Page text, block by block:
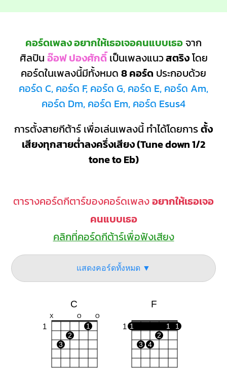
คอร์ดเพลง อยากให้เธอเจอคนแบบเธอ จาก
ศิลปิน อ๊อฟ ปองศักดิ์เป็นเพลงแนวสตริงโดย
คอร์ดในเพลงนี้มีทั้งหมด 8 คอร์ด ประกอบด้วย
คอร์ด C, คอร์ด F, คอร์ด G, คอร์ด E, คอร์ด Am,
คอร์ด Dm, คอร์ด Em, คอร์ด Esus4
การตั้งสายกีต้าร์ เพื่อเล่นเพลงนี้ ทำได้โดยการตั้ง
เสียงทุกสายต่ำลงครึ่งเสียง (Tune down 1/2
tone to Eb)
ตารางคอร์ดกีตาร์ของคอร์ดเพลงอยากให้เธอเจอ
คนแบบเธอ
คลิกที่คอร์ดกีต้าร์เพื่อฟังเสียง
แสดงคอร์ดทั้งหมด ▼
C
X O O
1
1
2
3
F
1 1 1
1
2
3
4